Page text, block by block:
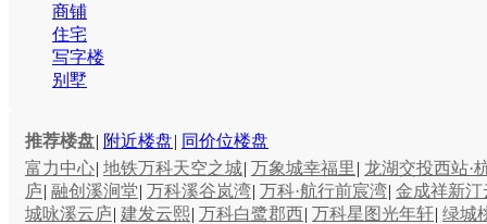
商铺
住宅
写字楼
别墅
推荐楼盘| 附近楼盘| 同价位楼盘
富力中心| 地铁万科天空之城| 万象城幸福里 | 龙湖交投西站·
庐| 融创溪涧堂| 万科溪谷岚湾| 万科·航行前宸湾| 金成祥新汀
城咏溪云庐| 建发云熙| 万科白鹭郡西| 万科星图光年轩| 绿城